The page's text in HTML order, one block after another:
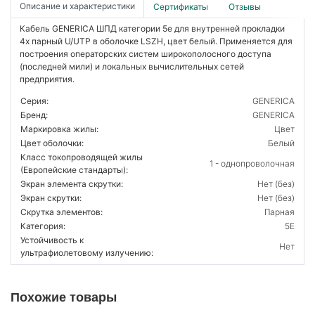
Описание и характеристики Сертификаты Отзывы
Кабель GENERICA ШПД категории 5е для внутренней прокладки
4х парный U/UTP в оболочке LSZH, цвет белый. Применяется для
построения операторских систем широкополосного доступа
(последней мили) и локальных вычислительных сетей
предприятия.
Серия:
GENERICA
Бренд:
GENERICA
Маркировка жилы:
Цвет
Цвет оболочки:
Белый
Класс токопроводящей жилы
(Европейские стандарты):
1 - однопроволочная
Экран элемента скрутки:
Нет (без)
Экран скрутки:
Нет (без)
Скрутка элементов:
Парная
Категория:
5E
Устойчивость к
ультрафиолетовому излучению:
Нет
Похожие товары